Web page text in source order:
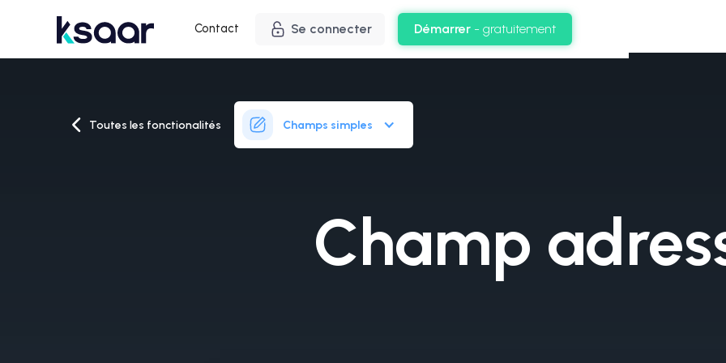
Contact Se connecter Démarrer - gratuitement
Toutes les fonctionalités Champs simples
Champ